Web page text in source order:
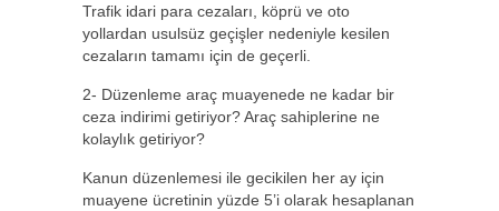
Trafik idari para cezaları, köprü ve oto
yollardan usulsüz geçişler nedeniyle kesilen
cezaların tamamı için de geçerli.
2- Düzenleme araç muayenede ne kadar bir
ceza indirimi getiriyor? Araç sahiplerine ne
kolaylık getiriyor?
Kanun düzenlemesi ile gecikilen her ay için
muayene ücretinin yüzde 5’i olarak hesaplanan